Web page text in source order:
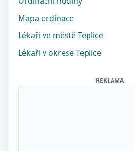
Mapa ordinace
Lékaři ve městě Teplice
Lékaři v okrese Teplice
REKLAMA